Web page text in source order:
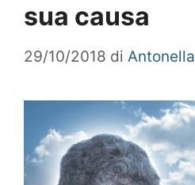
sua causa
29/10/2018 di Antonella